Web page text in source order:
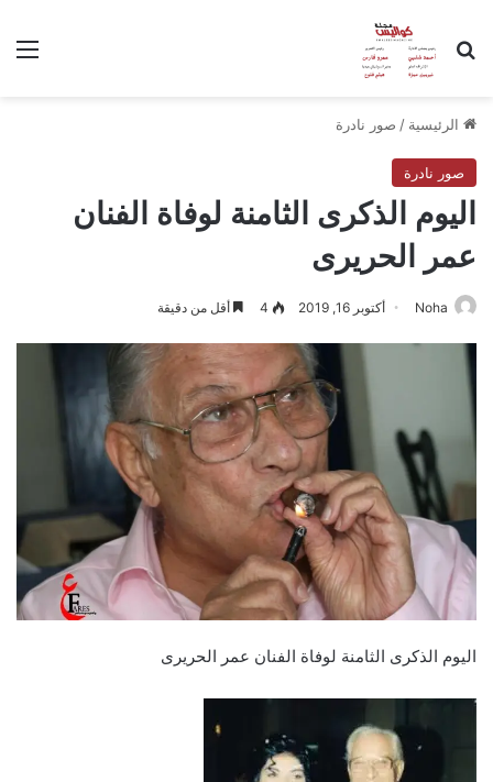
بحث عن
الرئيسية / صور نادرة
صور نادرة
اليوم الذكرى الثامنة لوفاة الفنان
عمر الحريرى
Noha أكتوبر 16, 2019 4 أقل من دقيقة
اليوم الذكرى الثامنة لوفاة الفنان عمر الحريرى